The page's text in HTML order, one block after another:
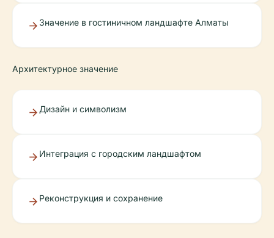
Значение в гостиничном ландшафте Алматы
Архитектурное значение
Дизайн и символизм
Интеграция с городским ландшафтом
Реконструкция и сохранение